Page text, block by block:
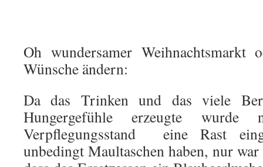
Oh wundersamer Weihnachtsmarkt
Wünsche ändern:
Da das Trinken und das viele
Hungergefühle erzeugte
Verpflegungsstand eine Rast
unbedingt Maultaschen haben, nur